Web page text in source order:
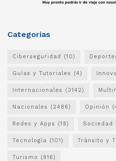
Categorias
Ciberseguridad (10)
Guías y Tutoriales (4)
Internacionales (3142)
Nacionales (2486) Opinión
Redes y Apps (19) Sociedad
Tecnología (101) Tránsito y
Turismo (916)